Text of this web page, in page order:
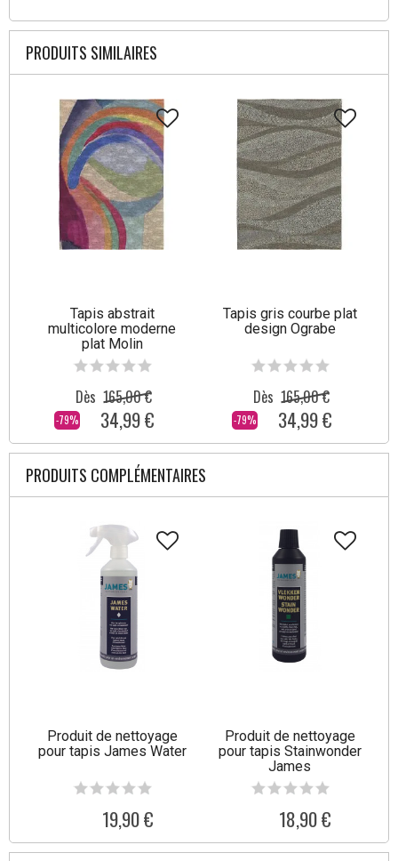
PRODUITS SIMILAIRES
Tapis abstrait
multicolore moderne
plat Molin
-79%
Dès 165,00 €
34,99 €
Tapis gris courbe plat
design Ograbe
-79%
Dès 165,00 €
34,99 €
PRODUITS COMPLÉMENTAIRES
Produit de nettoyage
pour tapis James Water
19,90 €
Produit de nettoyage
pour tapis Stainwonder
James
18,90 €